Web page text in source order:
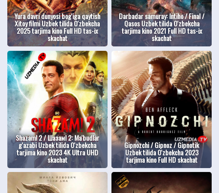
Yura davri dunyosi bog'iga qaytish
Xitoy filmi Uzbek tilida O'zbekcha
2025 tarjima kino Full HD tas-ix
skachat
Darbadar samuray: Intiho / Final /
Qasos Uzbek tilida O'zbekcha
tarjima kino 2021 Full HD tas-ix
skachat
Shazam! 2 / Шазам! 2: Ma'budlar
g'azabi Uzbek tilida O'zbekcha
tarjima kino 2023 4K Ultra UHD
skachat
Gipnozchi / Gipnoz / Gipnotik
Uzbek tilida O'zbekcha 2023
tarjima kino Full HD skachat